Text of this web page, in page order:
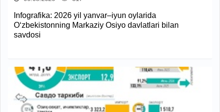
Infografika: 2026 yil yanvar–iyun oylarida
O‘zbekistonning Markaziy Osiyo davlatlari bilan
savdosi